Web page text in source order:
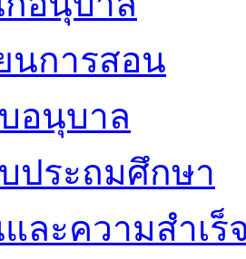
นการสอน
อนุบาล
ประถมศึกษา
ละความสำเร็